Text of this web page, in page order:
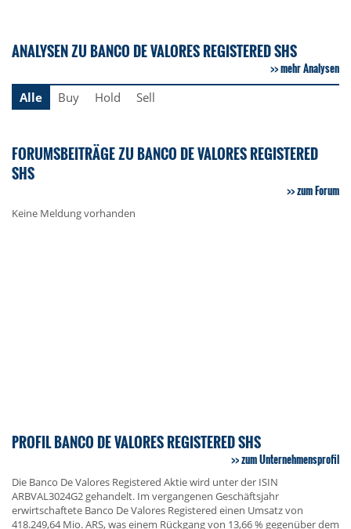
ANALYSEN ZU BANCO DE VALORES REGISTERED SHS
mehr Analysen
Alle
Buy Hold Sell
FORUMSBEITRÄGE ZU BANCO DE VALORES REGISTERED
SHS
zum Forum
Keine Meldung vorhanden
PROFIL BANCO DE VALORES REGISTERED SHS
zum Unternehmensprofil
Die Banco De Valores Registered Aktie wird unter der ISIN
ARBVAL3024G2 gehandelt. Im vergangenen Geschäftsjahr
erwirtschaftete Banco De Valores Registered einen Umsatz von
418.249,64 Mio. ARS, was einem Rückgang von 13,66 % gegenüber dem